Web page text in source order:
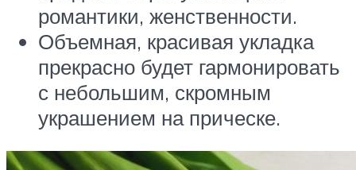
романтики, женственности.
Объемная, красивая укладка
прекрасно будет гармонировать
с небольшим, скромным
украшением на прическе.